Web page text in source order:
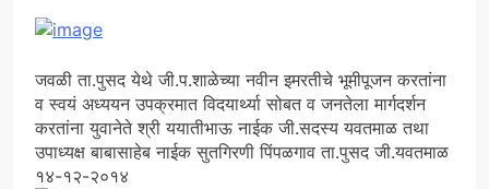
जवळी ता.पुसद येथे जी.प.शाळेच्या नवीन इमरतीचे भूमीपूजन करतांना
व स्वयं अध्ययन उपक्रमात विदयार्थ्या सोबत व जनतेला मार्गदर्शन
करतांना युवानेते श्री ययातीभाऊ नाईक जी.सदस्य यवतमाळ तथा
उपाध्यक्ष बाबासाहेब नाईक सुतगिरणी पिंपळगाव ता.पुसद जी.यवतमाळ
१४-१२-२०१४